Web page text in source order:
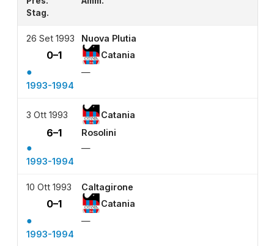
Stag.
26 Set 1993 Nuova Plutia
0–1 Catania
●
—
1993-1994
3 Ott 1993 Catania
6–1 Rosolini
●
—
1993-1994
10 Ott 1993 Caltagirone
0–1 Catania
●
—
1993-1994